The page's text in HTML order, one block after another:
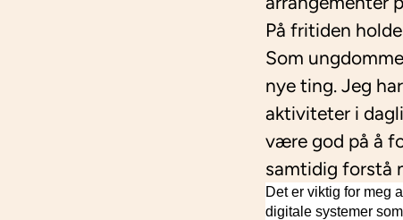
På fritiden
Som
nye ting. Jeg
aktiviteter i
være god på å
samtidig forstå
Det er viktig for meg
digitale systemer